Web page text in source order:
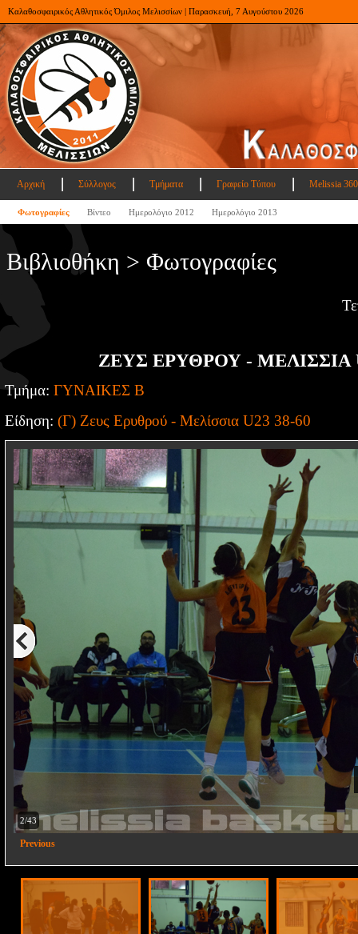
Καλαθοσφαιρικός Αθλητικός Όμιλος Μελισσίων | Παρασκευή, 7 Αυγούστου 2026
Αρχική Σύλλογος Τμήματα Γραφείο Τύπου Melissia
Φωτογραφίες Βίντεο Ημερολόγιο 2012 Ημερολόγιο 2013
Βιβλιοθήκη > Φωτογραφίες
ΖΕΥΣ ΕΡΥΘΡΟΥ - ΜΕΛΙΣΣΙΑ
Τμήμα: ΓΥΝΑΙΚΕΣ Β
Είδηση: (Γ) Ζευς Ερυθρού - Μελίσσια U23 38-60
2/43
Previous